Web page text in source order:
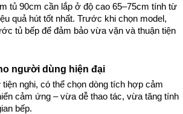
tủ 90cm cần lắp ở độ cao 65–75cm tính từ
quả hút tốt nhất. Trước khi chọn model,
tủ bếp để đảm bảo vừa vặn và thuận tiện
người dùng hiện đại
nghi, có thể chọn dòng tích hợp cảm
cảm ứng – vừa dễ thao tác, vừa tăng tính
bếp.